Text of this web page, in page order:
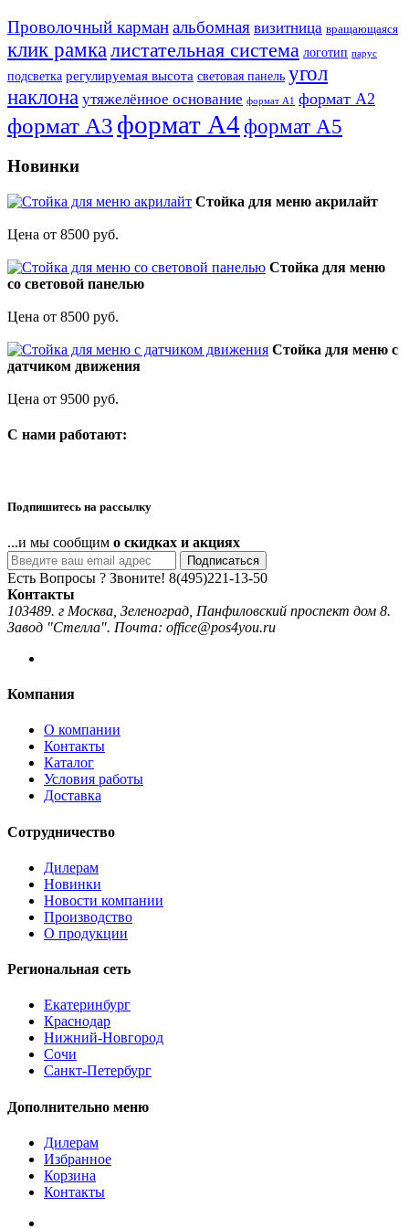
Проволочный карманальбомная визитница вращающаяся
клик рамка листательная система логотип парус
подсветка регулируемая высота световая панель угол
наклона утяжелённое основание формат А1 формат А2
формат А3 формат А4формат А5
Новинки
Стойка для меню акрилайт
Цена от 8500 руб.
Стойка для меню
со световой панелью
Цена от 8500 руб.
Стойка для меню с
датчиком движения
Цена от 9500 руб.
C нами работают:
Подпишитесь на рассылку
...и мы сообщим о скидках и акциях
Подписаться
Есть Вопросы ? Звоните! 8(495)221-13-50
Контакты
103489. г Москва, Зеленоград, Панфиловский проспект дом 8.
Завод "Стелла". Почта: office@pos4you.ru
Компания
О компании
Контакты
Каталог
Условия работы
Доставка
Сотрудничество
Дилерам
Новинки
Новости компании
Производство
О продукции
Региональная сеть
Екатеринбург
Краснодар
Нижний-Новгород
Сочи
Санкт-Петербург
Дополнительно меню
Дилерам
Избранное
Корзина
Контакты